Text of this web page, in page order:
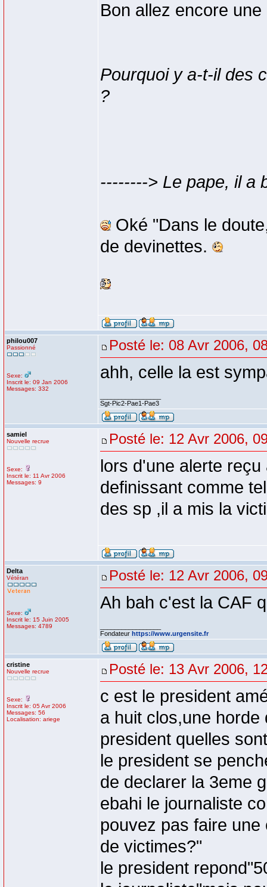
Bon allez encore
Pourquoi y a-t-il des
?
--------> Le pape, il a
Oké "Dans le
de devinettes.
philou007
Passionné
Sexe:
Inscrit le: 09 Jan 2006
Messages: 332
Posté le: 08 Avr 2006,
ahh, celle la est
Sgt-Pic2-Pae1-Pae3
samiel
Nouvelle recrue
Sexe:
Inscrit le: 11 Avr 2006
Messages: 9
Posté le: 12 Avr 2006,
lors d'une alerte
definissant comme
des sp ,il a mis la
Delta
Vétéran
Sexe:
Inscrit le: 15 Juin 2005
Messages: 4789
Posté le: 12 Avr 2006,
Ah bah c'est la CAF
Fondateur https://www.urgensite.fr
cristine
Nouvelle recrue
Sexe:
Inscrit le: 05 Avr 2006
Messages: 56
Localisation: ariege
Posté le: 13 Avr 2006,
c est le president
a huit clos,une
president quelles
le president se
de declarer la 3eme
ebahi le journaliste
pouvez pas faire
de victimes?"
le president